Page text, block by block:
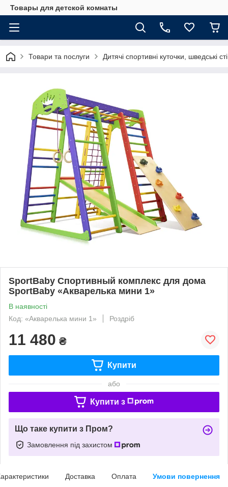
Товары для детской комнаты
Товари та послуги Дитячі спортивні куточки, шведські
SportBaby Спортивный комплекс для дома
SportBaby «Акварелька мини 1»
В наявності
Код: «Акварелька мини 1»
Роздріб
11 480 ₴
Купити
або
Купити з
Що таке купити з Пром?
Замовлення під захистом
Доставка Оплата Умови повернення